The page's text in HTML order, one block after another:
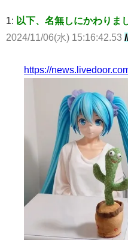
1: 以下、名無しにかわりま
2024/11/06(水) 15:16:42.53
https://